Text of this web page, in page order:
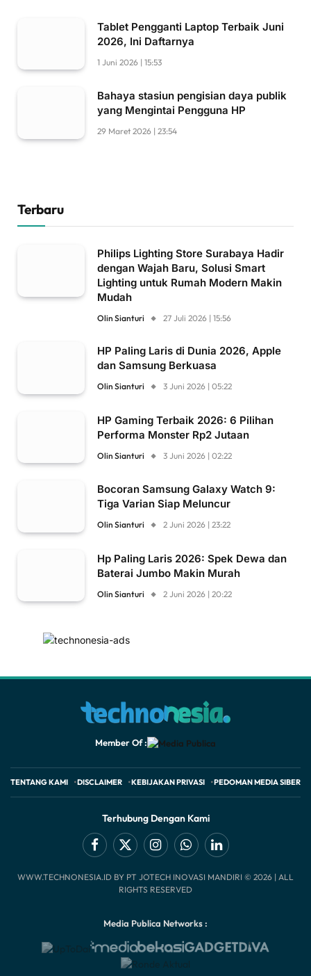
Tablet Pengganti Laptop Terbaik Juni
2026, Ini Daftarnya
1 Juni 2026 | 15:53
Bahaya stasiun pengisian daya publik
yang Mengintai Pengguna HP
29 Maret 2026 | 23:54
Terbaru
Philips Lighting Store Surabaya Hadir
dengan Wajah Baru, Solusi Smart
Lighting untuk Rumah Modern Makin
Mudah
Olin Sianturi 27 Juli 2026 | 15:56
HP Paling Laris di Dunia 2026, Apple
dan Samsung Berkuasa
Olin Sianturi 3 Juni 2026 | 05:22
HP Gaming Terbaik 2026: 6 Pilihan
Performa Monster Rp2 Jutaan
Olin Sianturi 3 Juni 2026 | 02:22
Bocoran Samsung Galaxy Watch 9:
Tiga Varian Siap Meluncur
Olin Sianturi 2 Juni 2026 | 23:22
Hp Paling Laris 2026: Spek Dewa dan
Baterai Jumbo Makin Murah
Olin Sianturi 2 Juni 2026 | 20:22
Member Of :
TENTANG KAMI DISCLAIMER KEBIJAKAN PRIVASI PEDOMAN MEDIA SIBER
Terhubung Dengan Kami
Facebook
X
(Twitter)
InstagramWhatsAppLinkedIn
WWW.TECHNONESIA.ID BY PT JOTECH INOVASI MANDIRI © 2026 | ALL
RIGHTS RESERVED
Media Publica Networks :